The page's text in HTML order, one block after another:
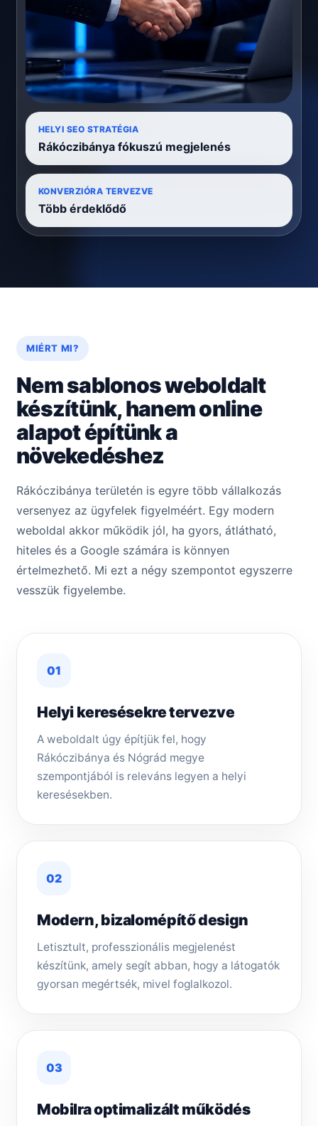
HELYI SEO STRATÉGIA
Rákóczibánya fókuszú megjelenés
KONVERZIÓRA TERVEZVE
Több érdeklődő
MIÉRT MI?
Nem sablonos weboldalt
készítünk, hanem online
alapot építünk a
növekedéshez
Rákóczibánya területén is egyre több vállalkozás
versenyez az ügyfelek figyelméért. Egy modern
weboldal akkor működik jól, ha gyors, átlátható,
hiteles és a Google számára is könnyen
értelmezhető. Mi ezt a négy szempontot egyszerre
vesszük figyelembe.
01
Helyi keresésekre tervezve
A weboldalt úgy építjük fel, hogy
Rákóczibánya és Nógrád megye
szempontjából is releváns legyen a helyi
keresésekben.
02
Modern, bizalomépítő design
Letisztult, professzionális megjelenést
készítünk, amely segít abban, hogy a látogatók
gyorsan megértsék, mivel foglalkozol.
03
Mobilra optimalizált működés